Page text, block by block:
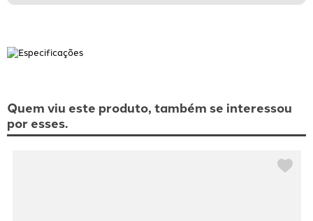
Quem viu este produto, também se interessou
por esses.